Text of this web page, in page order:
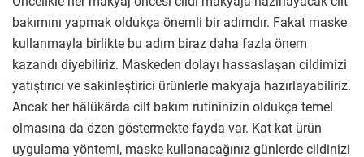
bakımını yapmak oldukça önemli bir adımdır. Fakat maske
kullanmayla birlikte bu adım biraz daha fazla önem
kazandı diyebiliriz. Maskeden dolayı hassaslaşan cildimizi
yatıştırıcı ve sakinleştirici ürünlerle makyaja hazırlayabiliriz.
Ancak her hâlükârda cilt bakım rutininizin oldukça temel
olmasına da özen göstermekte fayda var. Kat kat ürün
uygulama yöntemi, maske kullanacağınız günlerde cildinizi